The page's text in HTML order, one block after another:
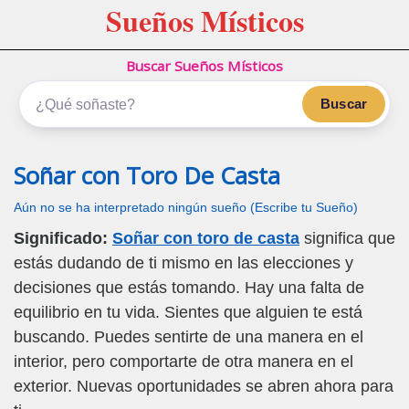
Sueños Místicos
Buscar Sueños Místicos
Buscar
Soñar con Toro De Casta
Aún no se ha interpretado ningún sueño (Escribe tu Sueño)
Significado: Soñar con toro de casta significa que
estás dudando de ti mismo en las elecciones y
decisiones que estás tomando. Hay una falta de
equilibrio en tu vida. Sientes que alguien te está
buscando. Puedes sentirte de una manera en el
interior, pero comportarte de otra manera en el
exterior. Nuevas oportunidades se abren ahora para